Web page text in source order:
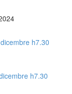
h7.30
h7.30